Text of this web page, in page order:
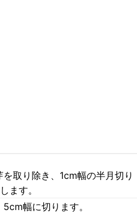
取り除き、1cm幅の半月切り
ます。
幅に切ります。